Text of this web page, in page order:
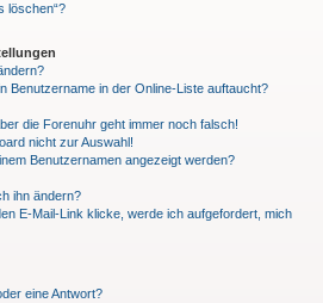
löschen“?
Benutzername in der Online-Liste auftaucht?
die Forenuhr geht immer noch falsch!
nicht zur Auswahl!
Benutzernamen angezeigt werden?
ihn ändern?
E-Mail-Link klicke, werde ich aufgefordert, mich
eine Antwort?